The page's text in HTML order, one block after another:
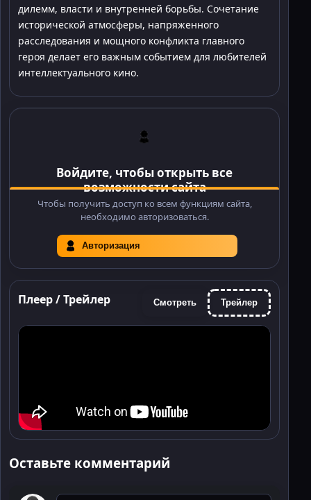
дилемм, власти и внутренней борьбы. Сочетание
исторической атмосферы, напряженного
расследования и мощного конфликта главного
героя делает его важным событием для любителей
интеллектуального кино.
Войдите, чтобы открыть все
возможности сайта
Чтобы получить доступ ко всем функциям сайта,
необходимо авторизоваться.
Авторизация
Плеер / Трейлер Смотреть Трейлер
Оставьте комментарий